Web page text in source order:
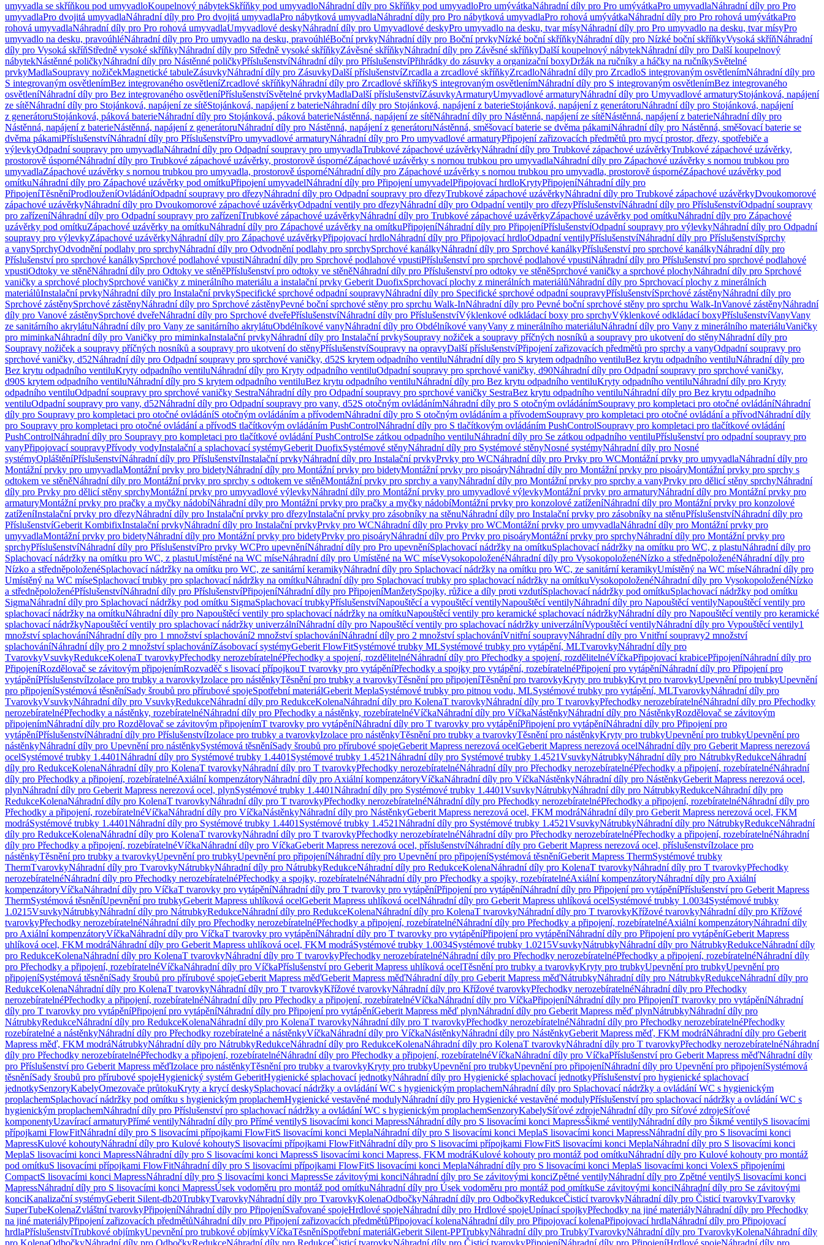
umyvadla se skříňkou pod umyvadloKoupelnový nábytekSkříňky pod umyvadloNáhradní díly pro Skříňky pod umyvadloPro umývátkaNáhradní díly pro Pro umývátkaPro umyvadlaNáhradní díly pro Pro
umyvadlaPro dvojitá umyvadlaNáhradní díly pro Pro dvojitá umyvadlaPro nábytková umyvadlaNáhradní díly pro Pro nábytková umyvadlaPro rohová umývátkaNáhradní díly pro Pro rohová umývátkaPro
rohová umyvadlaNáhradní díly pro Pro rohová umyvadlaUmyvadlové deskyNáhradní díly pro Umyvadlové deskyPro umyvadlo na desku, tvar mísyNáhradní díly pro Pro umyvadlo na desku, tvar mísyPro
umyvadlo na desku, pravoúhléNáhradní díly pro Pro umyvadlo na desku, pravoúhléBoční prvkyNáhradní díly pro Boční prvkyNízké boční skříňkyNáhradní díly pro Nízké boční skříňkyVysoká skříňNáhradní
díly pro Vysoká skříňStředně vysoké skříňkyNáhradní díly pro Středně vysoké skříňkyZávěsné skříňkyNáhradní díly pro Závěsné skříňkyDalší koupelnový nábytekNáhradní díly pro Další koupelnový
nábytekNástěnné poličkyNáhradní díly pro Nástěnné poličkyPříslušenstvíNáhradní díly pro PříslušenstvíPřihrádky do zásuvky a organizační boxyDržák na ručníky a háčky na ručníkySvětelné
prvkyMadlaSoupravy nožičekMagnetické tabuleZásuvkyNáhradní díly pro ZásuvkyDalší příslušenstvíZrcadla a zrcadlové skříňkyZrcadloNáhradní díly pro ZrcadloS integrovaným osvětlenímNáhradní díly pro
S integrovaným osvětlenímBez integrovaného osvětleníZrcadlové skříňkyNáhradní díly pro Zrcadlové skříňkyS integrovaným osvětlenímNáhradní díly pro S integrovaným osvětlenímBez integrovaného
osvětleníNáhradní díly pro Bez integrovaného osvětleníPříslušenstvíSvětelné prvkyMadlaDalší příslušenstvíZásuvkyArmaturyUmyvadlové armaturyNáhradní díly pro Umyvadlové armaturyStojánková, napájení
ze sítěNáhradní díly pro Stojánková, napájení ze sítěStojánková, napájení z baterieNáhradní díly pro Stojánková, napájení z baterieStojánková, napájení z generátoruNáhradní díly pro Stojánková, napájení
z generátoruStojánková, páková baterieNáhradní díly pro Stojánková, páková baterieNástěnná, napájení ze sítěNáhradní díly pro Nástěnná, napájení ze sítěNástěnná, napájení z baterieNáhradní díly pro
Nástěnná, napájení z baterieNástěnná, napájení z generátoruNáhradní díly pro Nástěnná, napájení z generátoruNástěnná, směšovací baterie se dvěma pákamiNáhradní díly pro Nástěnná, směšovací baterie se
dvěma pákamiPříslušenstvíNáhradní díly pro PříslušenstvíPro umyvadlové armaturyNáhradní díly pro Pro umyvadlové armaturyPřipojení zařizovacích předmětů pro mycí prostor, dřezy, spotřebiče a
výlevkyOdpadní soupravy pro umyvadlaNáhradní díly pro Odpadní soupravy pro umyvadlaTrubkové zápachové uzávěrkyNáhradní díly pro Trubkové zápachové uzávěrkyTrubkové zápachové uzávěrky,
prostorově úspornéNáhradní díly pro Trubkové zápachové uzávěrky, prostorově úspornéZápachové uzávěrky s nornou trubkou pro umyvadlaNáhradní díly pro Zápachové uzávěrky s nornou trubkou pro
umyvadlaZápachové uzávěrky s nornou trubkou pro umyvadla, prostorově úspornéNáhradní díly pro Zápachové uzávěrky s nornou trubkou pro umyvadla, prostorově úspornéZápachové uzávěrky pod
omítkuNáhradní díly pro Zápachové uzávěrky pod omítkuPřipojení umyvadelNáhradní díly pro Připojení umyvadelPřipojovací hrdloKrytyPřipojeníNáhradní díly pro
PřipojeníTěsněníProdlouženíOvládáníOdpadní soupravy pro dřezyNáhradní díly pro Odpadní soupravy pro dřezyTrubkové zápachové uzávěrkyNáhradní díly pro Trubkové zápachové uzávěrkyDvoukomorové
zápachové uzávěrkyNáhradní díly pro Dvoukomorové zápachové uzávěrkyOdpadní ventily pro dřezyNáhradní díly pro Odpadní ventily pro dřezyPříslušenstvíNáhradní díly pro PříslušenstvíOdpadní soupravy
pro zařízeníNáhradní díly pro Odpadní soupravy pro zařízeníTrubkové zápachové uzávěrkyNáhradní díly pro Trubkové zápachové uzávěrkyZápachové uzávěrky pod omítkuNáhradní díly pro Zápachové
uzávěrky pod omítkuZápachové uzávěrky na omítkuNáhradní díly pro Zápachové uzávěrky na omítkuPřipojeníNáhradní díly pro PřipojeníPříslušenstvíOdpadní soupravy pro výlevkyNáhradní díly pro Odpadní
soupravy pro výlevkyZápachové uzávěrkyNáhradní díly pro Zápachové uzávěrkyPřipojovací hrdloNáhradní díly pro Připojovací hrdloOdpadní ventilyPříslušenstvíNáhradní díly pro PříslušenstvíSprchy
a vanySprchyOdvodnění podlahy pro sprchyNáhradní díly pro Odvodnění podlahy pro sprchySprchové kanálkyNáhradní díly pro Sprchové kanálkyPříslušenství pro sprchové kanálkyNáhradní díly pro
Příslušenství pro sprchové kanálkySprchové podlahové vpustiNáhradní díly pro Sprchové podlahové vpustiPříslušenství pro sprchové podlahové vpustiNáhradní díly pro Příslušenství pro sprchové podlahové
vpustiOdtoky ve stěněNáhradní díly pro Odtoky ve stěněPříslušenství pro odtoky ve stěněNáhradní díly pro Příslušenství pro odtoky ve stěněSprchové vaničky a sprchové plochyNáhradní díly pro Sprchové
vaničky a sprchové plochySprchové vaničky z minerálního materiálu a instalační prvky Geberit DuofixSprchovací plochy z minerálních materiálůNáhradní díly pro Sprchovací plochy z minerálních
materiálůInstalační prvkyNáhradní díly pro Instalační prvkySpecifické sprchové odpadní soupravyNáhradní díly pro Specifické sprchové odpadní soupravyPříslušenstvíSprchové zástěnyNáhradní díly pro
Sprchové zástěnySprchové zástěnyNáhradní díly pro Sprchové zástěnyPevné boční sprchové stěny pro sprchu Walk-InNáhradní díly pro Pevné boční sprchové stěny pro sprchu Walk-InVanové zástěnyNáhradní
díly pro Vanové zástěnySprchové dveřeNáhradní díly pro Sprchové dveřePříslušenstvíNáhradní díly pro PříslušenstvíVýklenkové odkládací boxy pro sprchyVýklenkové odkládací boxyPříslušenstvíVanyVany
ze sanitárního akrylátuNáhradní díly pro Vany ze sanitárního akrylátuObdélníkové vanyNáhradní díly pro Obdélníkové vanyVany z minerálního materiáluNáhradní díly pro Vany z minerálního materiáluVaničky
pro miminkaNáhradní díly pro Vaničky pro miminkaInstalační prvkyNáhradní díly pro Instalační prvkySoupravy nožiček a soupravy příčných nosníků a soupravy pro ukotvení do stěnyNáhradní díly pro
Soupravy nožiček a soupravy příčných nosníků a soupravy pro ukotvení do stěnyPříslušenstvíSoupravy na opravyDalší příslušenstvíPřipojení zařizovacích předmětů pro sprchy a vanyOdpadní soupravy pro
sprchové vaničky, d52Náhradní díly pro Odpadní soupravy pro sprchové vaničky, d52S krytem odpadního ventiluNáhradní díly pro S krytem odpadního ventiluBez krytu odpadního ventiluNáhradní díly pro
Bez krytu odpadního ventiluKryty odpadního ventiluNáhradní díly pro Kryty odpadního ventiluOdpadní soupravy pro sprchové vaničky, d90Náhradní díly pro Odpadní soupravy pro sprchové vaničky,
d90S krytem odpadního ventiluNáhradní díly pro S krytem odpadního ventiluBez krytu odpadního ventiluNáhradní díly pro Bez krytu odpadního ventiluKryty odpadního ventiluNáhradní díly pro Kryty
odpadního ventiluOdpadní soupravy pro sprchové vaničky SestraNáhradní díly pro Odpadní soupravy pro sprchové vaničky SestraBez krytu odpadního ventiluNáhradní díly pro Bez krytu odpadního
ventiluOdpadní soupravy pro vany, d52Náhradní díly pro Odpadní soupravy pro vany, d52S otočným ovládánímNáhradní díly pro S otočným ovládánímSoupravy pro kompletaci pro otočné ovládáníNáhradní
díly pro Soupravy pro kompletaci pro otočné ovládáníS otočným ovládáním a přívodemNáhradní díly pro S otočným ovládáním a přívodemSoupravy pro kompletaci pro otočné ovládání a přívodNáhradní díly
pro Soupravy pro kompletaci pro otočné ovládání a přívodS tlačítkovým ovládáním PushControlNáhradní díly pro S tlačítkovým ovládáním PushControlSoupravy pro kompletaci pro tlačítkové ovládání
PushControlNáhradní díly pro Soupravy pro kompletaci pro tlačítkové ovládání PushControlSe zátkou odpadního ventiluNáhradní díly pro Se zátkou odpadního ventiluPříslušenství pro odpadní soupravy pro
vanyPřipojovací soupravyPřívody vodyInstalační a splachovací systémyGeberit DuofixSystémové stěnyNáhradní díly pro Systémové stěnyNosné systémyNáhradní díly pro Nosné
systémyOpláštěníPříslušenstvíNáhradní díly pro PříslušenstvíInstalační prvkyNáhradní díly pro Instalační prvkyPrvky pro WCNáhradní díly pro Prvky pro WCMontážní prvky pro umyvadlaNáhradní díly pro
Montážní prvky pro umyvadlaMontážní prvky pro bidetyNáhradní díly pro Montážní prvky pro bidetyMontážní prvky pro pisoáryNáhradní díly pro Montážní prvky pro pisoáryMontážní prvky pro sprchy s
odtokem ve stěněNáhradní díly pro Montážní prvky pro sprchy s odtokem ve stěněMontážní prvky pro sprchy a vanyNáhradní díly pro Montážní prvky pro sprchy a vanyPrvky pro dělicí stěny sprchyNáhradní
díly pro Prvky pro dělicí stěny sprchyMontážní prvky pro umyvadlové výlevkyNáhradní díly pro Montážní prvky pro umyvadlové výlevkyMontážní prvky pro armaturyNáhradní díly pro Montážní prvky pro
armaturyMontážní prvky pro pračky a myčky nádobíNáhradní díly pro Montážní prvky pro pračky a myčky nádobíMontážní prvky pro konzolové zatíženíNáhradní díly pro Montážní prvky pro konzolové
zatíženíInstalační prvky pro dřezyNáhradní díly pro Instalační prvky pro dřezyInstalační prvky pro zásobníky na stěnuNáhradní díly pro Instalační prvky pro zásobníky na stěnuPříslušenstvíNáhradní díly pro
PříslušenstvíGeberit KombifixInstalační prvkyNáhradní díly pro Instalační prvkyPrvky pro WCNáhradní díly pro Prvky pro WCMontážní prvky pro umyvadlaNáhradní díly pro Montážní prvky pro
umyvadlaMontážní prvky pro bidetyNáhradní díly pro Montážní prvky pro bidetyPrvky pro pisoáryNáhradní díly pro Prvky pro pisoáryMontážní prvky pro sprchyNáhradní díly pro Montážní prvky pro
sprchyPříslušenstvíNáhradní díly pro PříslušenstvíPro prvky WCPro upevněníNáhradní díly pro Pro upevněníSplachovací nádržky na omítkuSplachovací nádržky na omítku pro WC, z plastuNáhradní díly pro
Splachovací nádržky na omítku pro WC, z plastuUmístěné na WC míseNáhradní díly pro Umístěné na WC míseVysokopoloženéNáhradní díly pro VysokopoloženéNízko a středněpoloženéNáhradní díly pro
Nízko a středněpoloženéSplachovací nádržky na omítku pro WC, ze sanitární keramikyNáhradní díly pro Splachovací nádržky na omítku pro WC, ze sanitární keramikyUmístěný na WC míseNáhradní díly pro
Umístěný na WC míseSplachovací trubky pro splachovací nádržky na omítkuNáhradní díly pro Splachovací trubky pro splachovací nádržky na omítkuVysokopoloženéNáhradní díly pro VysokopoloženéNízko
a středněpoloženéPříslušenstvíNáhradní díly pro PříslušenstvíPřipojeníNáhradní díly pro PřipojeníManžetySpojky, růžice a díly proti vzdutíSplachovací nádržky pod omítkuSplachovací nádržky pod omítku
SigmaNáhradní díly pro Splachovací nádržky pod omítku SigmaSplachovací trubkyPříslušenstvíNapouštěcí a vypouštěcí ventilyNapouštěcí ventilyNáhradní díly pro Napouštěcí ventilyNapouštěcí ventily pro
splachovací nádržky na omítkuNáhradní díly pro Napouštěcí ventily pro splachovací nádržky na omítkuNapouštěcí ventily pro keramické splachovací nádržkyNáhradní díly pro Napouštěcí ventily pro keramické
splachovací nádržkyNapouštěcí ventily pro splachovací nádržky univerzálníNáhradní díly pro Napouštěcí ventily pro splachovací nádržky univerzálníVypouštěcí ventilyNáhradní díly pro Vypouštěcí ventily1
množství splachováníNáhradní díly pro 1 množství splachování2 množství splachováníNáhradní díly pro 2 množství splachováníVnitřní soupravyNáhradní díly pro Vnitřní soupravy2 množství
splachováníNáhradní díly pro 2 množství splachováníZásobovací systémyGeberit FlowFitSystémové trubky MLSystémové trubky pro vytápění, MLTvarovkyNáhradní díly pro
TvarovkyVsuvkyRedukceKolenaT tvarovkyPřechodky nerozebíratelnéPřechodky a spojení, rozdělitelnéNáhradní díly pro Přechodky a spojení, rozdělitelnéVíčkaPřipojovací krabicePřipojeníNáhradní díly pro
PřipojeníRozdělovač se závitovým připojenímRozvaděč s lisovací přípojkouT tvarovky pro vytápěníPřechodky a spojky pro vytápění, rozebíratelnéPřipojení pro vytápěníNáhradní díly pro Připojení pro
vytápěníPříslušenstvíIzolace pro trubky a tvarovkyIzolace pro nástěnkyTěsnění pro trubky a tvarovkyTěsnění pro připojeníTěsnění pro tvarovkyKryty pro trubkyKryt pro tvarovkyUpevnění pro trubkyUpevnění
pro připojeníSystémová těsněníSady šroubů pro přírubové spojeSpotřební materiálGeberit MeplaSystémové trubky pro pitnou vodu, MLSystémové trubky pro vytápění, MLTvarovkyNáhradní díly pro
TvarovkyVsuvkyNáhradní díly pro VsuvkyRedukceNáhradní díly pro RedukceKolenaNáhradní díly pro KolenaT tvarovkyNáhradní díly pro T tvarovkyPřechodky nerozebíratelnéNáhradní díly pro Přechodky
nerozebíratelnéPřechodky a nástěnky, rozebíratelnéNáhradní díly pro Přechodky a nástěnky, rozebíratelnéVíčkaNáhradní díly pro VíčkaNástěnkyNáhradní díly pro NástěnkyRozdělovač se závitovým
připojenímNáhradní díly pro Rozdělovač se závitovým připojenímT tvarovky pro vytápěníNáhradní díly pro T tvarovky pro vytápěníPřipojení pro vytápěníNáhradní díly pro Připojení pro
vytápěníPříslušenstvíNáhradní díly pro PříslušenstvíIzolace pro trubky a tvarovkyIzolace pro nástěnkyTěsnění pro trubky a tvarovkyTěsnění pro nástěnkyKryty pro trubkyUpevnění pro trubkyUpevnění pro
nástěnkyNáhradní díly pro Upevnění pro nástěnkySystémová těsněníSady šroubů pro přírubové spojeGeberit Mapress nerezová ocelGeberit Mapress nerezová ocelNáhradní díly pro Geberit Mapress nerezová
ocelSystémové trubky 1.4401Náhradní díly pro Systémové trubky 1.4401 Systémové trubky 1.4521Náhradní díly pro Systémové trubky 1.4521VsuvkyNátrubkyNáhradní díly pro NátrubkyRedukceNáhradní
díly pro RedukceKolenaNáhradní díly pro KolenaT tvarovkyNáhradní díly pro T tvarovkyPřechodky nerozebíratelnéNáhradní díly pro Přechodky nerozebíratelnéPřechodky a připojení, rozebíratelnéNáhradní
díly pro Přechodky a připojení, rozebíratelnéAxiální kompenzátoryNáhradní díly pro Axiální kompenzátoryVíčkaNáhradní díly pro VíčkaNástěnkyNáhradní díly pro NástěnkyGeberit Mapress nerezová ocel,
plynNáhradní díly pro Geberit Mapress nerezová ocel, plynSystémové trubky 1.4401Náhradní díly pro Systémové trubky 1.4401VsuvkyNátrubkyNáhradní díly pro NátrubkyRedukceNáhradní díly pro
RedukceKolenaNáhradní díly pro KolenaT tvarovkyNáhradní díly pro T tvarovkyPřechodky nerozebíratelnéNáhradní díly pro Přechodky nerozebíratelnéPřechodky a připojení, rozebíratelnéNáhradní díly pro
Přechodky a připojení, rozebíratelnéVíčkaNáhradní díly pro VíčkaNástěnkyNáhradní díly pro NástěnkyGeberit Mapress nerezová ocel, FKM modráNáhradní díly pro Geberit Mapress nerezová ocel, FKM
modráSystémové trubky 1.4401Náhradní díly pro Systémové trubky 1.4401 Systémové trubky 1.4521Náhradní díly pro Systémové trubky 1.4521VsuvkyNátrubkyNáhradní díly pro NátrubkyRedukceNáhradní
díly pro RedukceKolenaNáhradní díly pro KolenaT tvarovkyNáhradní díly pro T tvarovkyPřechodky nerozebíratelnéNáhradní díly pro Přechodky nerozebíratelnéPřechodky a připojení, rozebíratelnéNáhradní
díly pro Přechodky a připojení, rozebíratelnéVíčkaNáhradní díly pro VíčkaGeberit Mapress nerezová ocel, příslušenstvíNáhradní díly pro Geberit Mapress nerezová ocel, příslušenstvíIzolace pro
nástěnkyTěsnění pro trubky a tvarovkyUpevnění pro trubkyUpevnění pro připojeníNáhradní díly pro Upevnění pro připojeníSystémová těsněníGeberit Mapress ThermSystémové trubky
ThermTvarovkyNáhradní díly pro TvarovkyNátrubkyNáhradní díly pro NátrubkyRedukceNáhradní díly pro RedukceKolenaNáhradní díly pro KolenaT tvarovkyNáhradní díly pro T tvarovkyPřechodky
nerozebíratelnéNáhradní díly pro Přechodky nerozebíratelnéPřechodky a spojky, rozebíratelnéNáhradní díly pro Přechodky a spojky, rozebíratelnéAxiální kompenzátoryNáhradní díly pro Axiální
kompenzátoryVíčkaNáhradní díly pro VíčkaT tvarovky pro vytápěníNáhradní díly pro T tvarovky pro vytápěníPřipojení pro vytápěníNáhradní díly pro Připojení pro vytápěníPříslušenství pro Geberit Mapress
ThermSystémová těsněníUpevnění pro trubkyGeberit Mapress uhlíková ocelGeberit Mapress uhlíková ocelNáhradní díly pro Geberit Mapress uhlíková ocelSystémové trubky 1.0034Systémové trubky
1.0215VsuvkyNátrubkyNáhradní díly pro NátrubkyRedukceNáhradní díly pro RedukceKolenaNáhradní díly pro KolenaT tvarovkyNáhradní díly pro T tvarovkyKřížové tvarovkyNáhradní díly pro Křížové
tvarovkyPřechodky nerozebíratelnéNáhradní díly pro Přechodky nerozebíratelnéPřechodky a připojení, rozebíratelnéNáhradní díly pro Přechodky a připojení, rozebíratelnéAxiální kompenzátoryNáhradní díly
pro Axiální kompenzátoryVíčkaNáhradní díly pro VíčkaT tvarovky pro vytápěníNáhradní díly pro T tvarovky pro vytápěníPřipojení pro vytápěníNáhradní díly pro Připojení pro vytápěníGeberit Mapress
uhlíková ocel, FKM modráNáhradní díly pro Geberit Mapress uhlíková ocel, FKM modráSystémové trubky 1.0034Systémové trubky 1.0215VsuvkyNátrubkyNáhradní díly pro NátrubkyRedukceNáhradní díly
pro RedukceKolenaNáhradní díly pro KolenaT tvarovkyNáhradní díly pro T tvarovkyPřechodky nerozebíratelnéNáhradní díly pro Přechodky nerozebíratelnéPřechodky a připojení, rozebíratelnéNáhradní díly
pro Přechodky a připojení, rozebíratelnéVíčkaNáhradní díly pro VíčkaPříslušenství pro Geberit Mapress uhlíková ocelTěsnění pro trubky a tvarovkyKryty pro trubkyUpevnění pro trubkyUpevnění pro
připojeníSystémová těsněníSady šroubů pro přírubové spojeGeberit Mapress měďGeberit Mapress měďNáhradní díly pro Geberit Mapress měďNátrubkyNáhradní díly pro NátrubkyRedukceNáhradní díly pro
RedukceKolenaNáhradní díly pro KolenaT tvarovkyNáhradní díly pro T tvarovkyKřížové tvarovkyNáhradní díly pro Křížové tvarovkyPřechodky nerozebíratelnéNáhradní díly pro Přechodky
nerozebíratelnéPřechodky a připojení, rozebíratelnéNáhradní díly pro Přechodky a připojení, rozebíratelnéVíčkaNáhradní díly pro VíčkaPřipojeníNáhradní díly pro PřipojeníT tvarovky pro vytápěníNáhradní
díly pro T tvarovky pro vytápěníPřipojení pro vytápěníNáhradní díly pro Připojení pro vytápěníGeberit Mapress měď plynNáhradní díly pro Geberit Mapress měď plynNátrubkyNáhradní díly pro
NátrubkyRedukceNáhradní díly pro RedukceKolenaNáhradní díly pro KolenaT tvarovkyNáhradní díly pro T tvarovkyPřechodky nerozebíratelnéNáhradní díly pro Přechodky nerozebíratelnéPřechodky
rozebíratelné a nástěnkyNáhradní díly pro Přechodky rozebíratelné a nástěnkyVíčkaNáhradní díly pro VíčkaNástěnkyNáhradní díly pro NástěnkyGeberit Mapress měď, FKM modráNáhradní díly pro Geberit
Mapress měď, FKM modráNátrubkyNáhradní díly pro NátrubkyRedukceNáhradní díly pro RedukceKolenaNáhradní díly pro KolenaT tvarovkyNáhradní díly pro T tvarovkyPřechodky nerozebíratelnéNáhradní
díly pro Přechodky nerozebíratelnéPřechodky a připojení, rozebíratelnéNáhradní díly pro Přechodky a připojení, rozebíratelnéVíčkaNáhradní díly pro VíčkaPříslušenství pro Geberit Mapress měďNáhradní díly
pro Příslušenství pro Geberit Mapress měďIzolace pro nástěnkyTěsnění pro trubky a tvarovkyKryty pro trubkyUpevnění pro trubkyUpevnění pro připojeníNáhradní díly pro Upevnění pro připojeníSystémová
těsněníSady šroubů pro přírubové spojeHygienický systém GeberitHygienické splachovací jednotkyNáhradní díly pro Hygienické splachovací jednotkyPříslušenství pro hygienické splachovací
jednotkySenzoryKabelyOmezovače průtokuKryty a krycí deskySplachovací nádržky a ovládání WC s hygienickým proplachemNáhradní díly pro Splachovací nádržky a ovládání WC s hygienickým
proplachemSplachovací nádržky pod omítku s hygienickým proplachemHygienické vestavěné modulyNáhradní díly pro Hygienické vestavěné modulyPříslušenství pro splachovací nádržky a ovládání WC s
hygienickým proplachemNáhradní díly pro Příslušenství pro splachovací nádržky a ovládání WC s hygienickým proplachemSenzoryKabelySíťové zdrojeNáhradní díly pro Síťové zdrojeSíťové
komponentyUzavírací armaturyPřímé ventilyNáhradní díly pro Přímé ventilyS lisovacími konci MapressNáhradní díly pro S lisovacími konci MapressŠikmé ventilyNáhradní díly pro Šikmé ventilyS lisovacími
přípojkami FlowFitNáhradní díly pro S lisovacími přípojkami FlowFitS lisovacími konci MeplaNáhradní díly pro S lisovacími konci MeplaS lisovacími konci MapressNáhradní díly pro S lisovacími konci
MapressKulové kohoutyNáhradní díly pro Kulové kohoutyS lisovacími přípojkami FlowFitNáhradní díly pro S lisovacími přípojkami FlowFitS lisovacími konci MeplaNáhradní díly pro S lisovacími konci
MeplaS lisovacími konci MapressNáhradní díly pro S lisovacími konci MapressS lisovacími konci Mapress, FKM modráKulové kohouty pro montáž pod omítkuNáhradní díly pro Kulové kohouty pro montáž
pod omítkuS lisovacími přípojkami FlowFitNáhradní díly pro S lisovacími přípojkami FlowFitS lisovacími konci MeplaNáhradní díly pro S lisovacími konci MeplaS lisovacími konci VolexS připojeními
CompactS lisovacími konci MapressNáhradní díly pro S lisovacími konci MapressSe závitovými konciNáhradní díly pro Se závitovými konciZpětné ventilyNáhradní díly pro Zpětné ventilyS lisovacími konci
MapressNáhradní díly pro S lisovacími konci MapressÚsek vodoměru pro montáž pod omítkuNáhradní díly pro Úsek vodoměru pro montáž pod omítkuSe závitovými konciNáhradní díly pro Se závitovými
konciKanalizační systémyGeberit Silent-db20TrubkyTvarovkyNáhradní díly pro TvarovkyKolenaOdbočkyNáhradní díly pro OdbočkyRedukceČisticí tvarovkyNáhradní díly pro Čisticí tvarovkyTvarovky
SuperTubeKolenaZvláštní tvarovkyPřipojeníNáhradní díly pro PřipojeníSvařované spojeHrdlové spojeNáhradní díly pro Hrdlové spojeUpínací spojkyPřechodky na jiné materiályNáhradní díly pro Přechodky
na jiné materiályPřipojení zařizovacích předmětůNáhradní díly pro Připojení zařizovacích předmětůPřipojovací kolenaNáhradní díly pro Připojovací kolenaPřipojovací hrdlaNáhradní díly pro Připojovací
hrdlaPříslušenstvíTrubkové objímkyUpevnění pro trubkové objímkyVíčkaTěsněníSpotřební materiálGeberit Silent-PPTrubkyNáhradní díly pro TrubkyTvarovkyNáhradní díly pro TvarovkyKolenaNáhradní díly
pro KolenaOdbočkyNáhradní díly pro OdbočkyRedukceNáhradní díly pro RedukceČisticí tvarovkyNáhradní díly pro Čisticí tvarovkyPřipojeníNáhradní díly pro PřipojeníHrdlové spojeNáhradní díly pro